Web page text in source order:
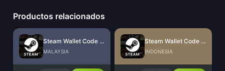
Productos relacionados
Steam Wallet Code (MYR)
MALAYSIA
Steam Wallet Code (IDR)
INDONESIA